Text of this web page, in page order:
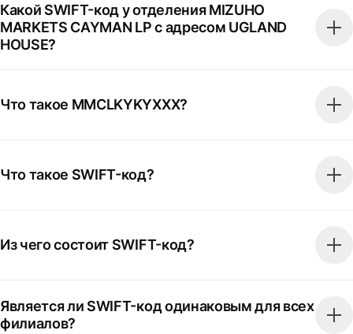
Какой SWIFT-код у отделения MIZUHO
MARKETS CAYMAN LP с адресом UGLAND
HOUSE?
Что такое MMCLKYKYXXX?
Что такое SWIFT-код?
Из чего состоит SWIFT-код?
Является ли SWIFT-код одинаковым для всех
филиалов?